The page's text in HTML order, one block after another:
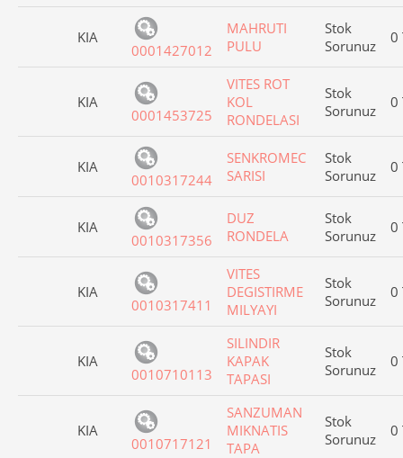
KIA
0001427012
MAHRUTI
PULU
Stok
Sorunuz
0
KIA
0001453725
VITES ROT
KOL
RONDELASI
Stok
Sorunuz
0
KIA
0010317244
SENKROMEC
SARISI
Stok
Sorunuz
0
KIA
0010317356
DUZ
RONDELA
Stok
Sorunuz
0
KIA
0010317411
VITES
DEGISTIRME
MILYAYI
Stok
Sorunuz
0
KIA
0010710113
SILINDIR
KAPAK
TAPASI
Stok
Sorunuz
0
KIA
0010717121
SANZUMAN
MIKNATIS
TAPA
Stok
Sorunuz
0